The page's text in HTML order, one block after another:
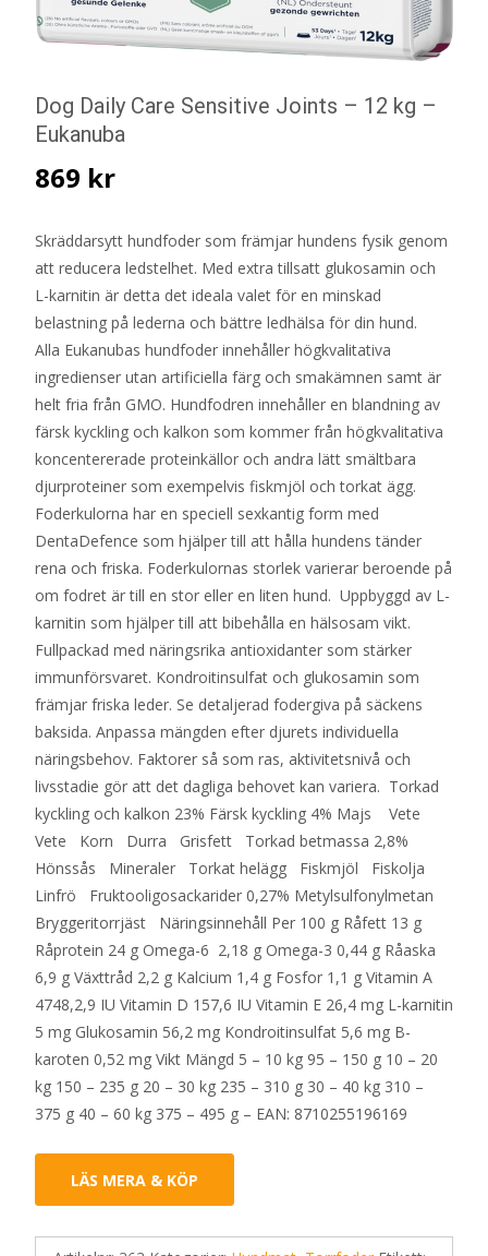
Dog Daily Care Sensitive Joints – 12 kg –
Eukanuba
869 kr
Skräddarsytt hundfoder som främjar hundens fysik genom
att reducera ledstelhet. Med extra tillsatt glukosamin och
L-karnitin är detta det ideala valet för en minskad
belastning på lederna och bättre ledhälsa för din hund.
Alla Eukanubas hundfoder innehåller högkvalitativa
ingredienser utan artificiella färg och smakämnen samt är
helt fria från GMO. Hundfodren innehåller en blandning av
färsk kyckling och kalkon som kommer från högkvalitativa
koncentererade proteinkällor och andra lätt smältbara
djurproteiner som exempelvis fiskmjöl och torkat ägg.
Foderkulorna har en speciell sexkantig form med
DentaDefence som hjälper till att hålla hundens tänder
rena och friska. Foderkulornas storlek varierar beroende på
om fodret är till en stor eller en liten hund. Uppbyggd av L-
karnitin som hjälper till att bibehålla en hälsosam vikt.
Fullpackad med näringsrika antioxidanter som stärker
immunförsvaret. Kondroitinsulfat och glukosamin som
främjar friska leder. Se detaljerad fodergiva på säckens
baksida. Anpassa mängden efter djurets individuella
näringsbehov. Faktorer så som ras, aktivitetsnivå och
livsstadie gör att det dagliga behovet kan variera. Torkad
kyckling och kalkon 23% Färsk kyckling 4% Majs Vete
Vete Korn Durra Grisfett Torkad betmassa 2,8%
Hönssås Mineraler Torkat helägg Fiskmjöl Fiskolja
Linfrö Fruktooligosackarider 0,27% Metylsulfonylmetan
Bryggeritorrjäst Näringsinnehåll Per 100 g Råfett 13 g
Råprotein 24 g Omega-6 2,18 g Omega-3 0,44 g Råaska
6,9 g Växttråd 2,2 g Kalcium 1,4 g Fosfor 1,1 g Vitamin A
4748,2,9 IU Vitamin D 157,6 IU Vitamin E 26,4 mg L-karnitin
5 mg Glukosamin 56,2 mg Kondroitinsulfat 5,6 mg B-
karoten 0,52 mg Vikt Mängd 5 – 10 kg 95 – 150 g 10 – 20
kg 150 – 235 g 20 – 30 kg 235 – 310 g 30 – 40 kg 310 –
375 g 40 – 60 kg 375 – 495 g – EAN: 8710255196169
LÄS MERA & KÖP